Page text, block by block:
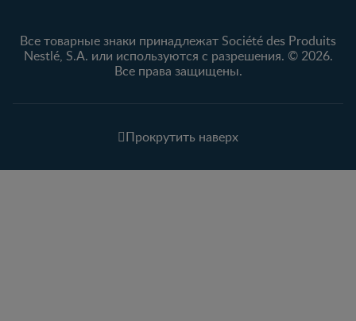
Все товарные знаки принадлежат Société des Produits
Nestlé, S.A. или используются с разрешения. © 2026.
Все права защищены.
Прокрутить наверх